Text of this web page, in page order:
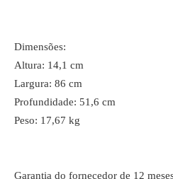
Dimensões:
Altura: 14,1 cm
Largura: 86 cm
Profundidade: 51,6 cm
Peso: 17,67 kg
Garantia do fornecedor de 12